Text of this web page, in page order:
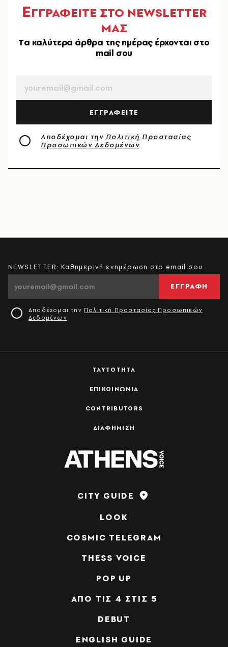
ΕΓΓΡΑΦΕΙΤΕ ΣΤΟ NEWSLETTER
ΜΑΣ
Tα καλύτερα άρθρα της ημέρας έρχονται στο
mail σου
ΕΓΓΡΑΦΕΙΤΕ
Αποδέχομαι την Πολιτική Προστασίας
Προσωπικών Δεδομένων
ΤΑΥΤΟΤΗΤΑ
ΕΠΙΚΟΙΝΩΝΙΑ
CONTRIBUTORS
ΔΙΑΦΗΜΙΣΗ
NEWSLETTER: Καθημερινή ενημέρωση στο email σου
ΕΓΓΡΑΦΗ
Αποδέχομαι την Πολιτική Προστασίας Προσωπικών
Δεδομένων
CITY GUIDE
LOOK
COSMIC TELEGRAM
THESS VOICE
POP UP
ΑΠΟ ΤΙΣ 4 ΣΤΙΣ 5
DEBUT
ENGLISH GUIDE